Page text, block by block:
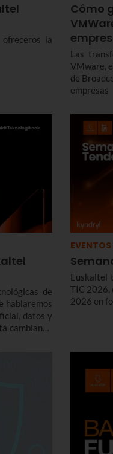
la
Cómo
Las
VMware,
de
las
de
hablaremos
datos y
cambiando
EVENTOS
Euskaltel
TIC 2026,
2026 en